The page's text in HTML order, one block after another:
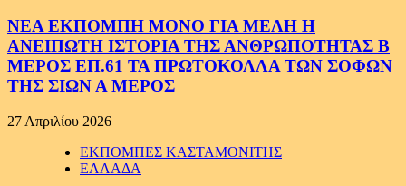
ΝΕΑ ΕΚΠΟΜΠΗ ΜΟΝΟ ΓΙΑ ΜΕΛΗ Η
ΑΝΕΙΠΩΤΗ ΙΣΤΟΡΙΑ ΤΗΣ ΑΝΘΡΩΠΟΤΗΤΑΣ Β
ΜΕΡΟΣ ΕΠ.61 ΤΑ ΠΡΩΤΟΚΟΛΛΑ ΤΩΝ ΣΟΦΩΝ
ΤΗΣ ΣΙΩΝ Α ΜΕΡΟΣ
27 Απριλίου 2026
ΕΚΠΟΜΠΕΣ ΚΑΣΤΑΜΟΝΙΤΗΣ
ΕΛΛΑΔΑ